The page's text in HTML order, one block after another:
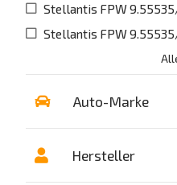
Stellantis FPW
Stellantis FPW
Auto-Marke
Hersteller